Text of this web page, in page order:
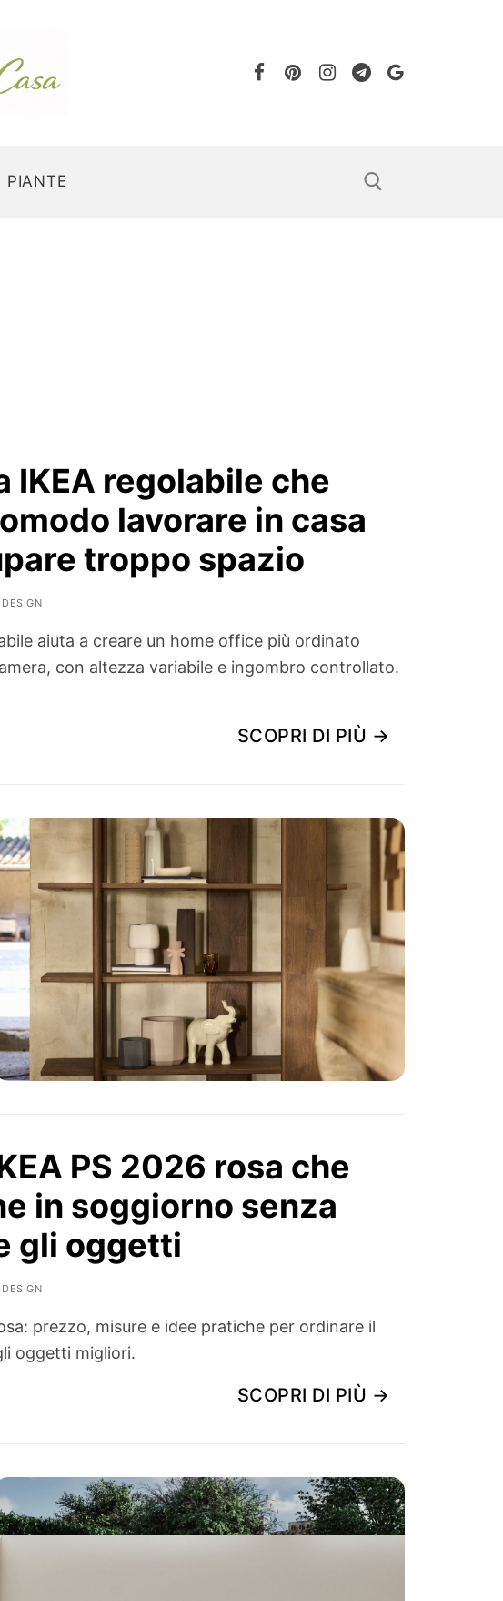
PIANTE
IKEA regolabile che
lavorare in casa
troppo spazio
aiuta a creare un home office più ordinato
con altezza variabile e ingombro controllato.
SCOPRI DI PIÙ →
PS 2026 rosa che
in soggiorno senza
gli oggetti
prezzo, misure e idee pratiche per ordinare il
oggetti migliori.
SCOPRI DI PIÙ →